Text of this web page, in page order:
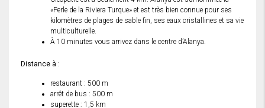
«Perle de la Riviera Turque» et est très bien connue pour ses
kilomètres de plages de sable fin, ses eaux cristallines et sa vie
multiculturelle.
À 10 minutes vous arrivez dans le centre d’Alanya.
Distance à :
restaurant : 500 m
arrêt de bus : 500 m
superette : 1,5 km